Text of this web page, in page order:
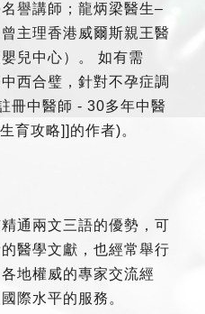
譽講師；龍炳梁醫生–
主理香港威爾斯親王醫
兒中心）。 如有需
西合璧，針對不孕症調
冊中醫師 - 30多年中醫
育攻略]]的作者)。
通兩文三語的優勢，可
醫學文獻，也經常舉行
地權威的專家交流經
際水平的服務。